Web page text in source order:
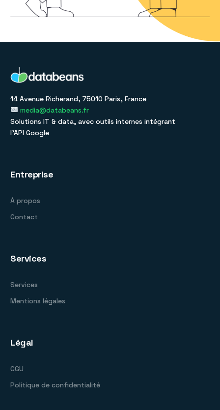
14 Avenue Richerand, 75010 Paris, France
media@databeans.fr
Solutions IT & data, avec outils internes intégrant
l’API Google
Entreprise
À propos
Contact
Services
Services
Mentions légales
Légal
CGU
Politique de confidentialité